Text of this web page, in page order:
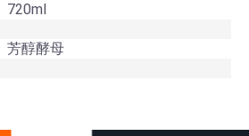
720ml
芳醇酵母